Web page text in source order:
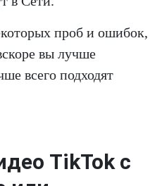
проб и ошибок,
вы лучше
всего подходят
TikTok с